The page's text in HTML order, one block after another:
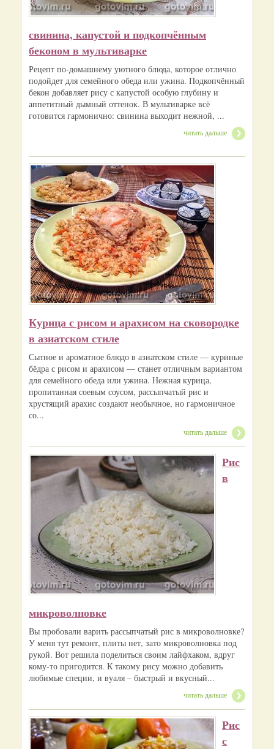
свинина, капустой и подкопчённым
беконом в мультиварке
Рецепт по‑домашнему уютного блюда, которое отлично
подойдет для семейного обеда или ужина. Подкопчённый
бекон добавляет рису с капустой особую глубину и
аппетитный дымный оттенок. В мультиварке всё
готовится гармонично: свинина выходит нежной, ...
читать дальше
Курица с рисом и арахисом на сковородке
в азиатском стиле
Сытное и ароматное блюдо в азиатском стиле — куриные
бёдра с рисом и арахисом — станет отличным вариантом
для семейного обеда или ужина. Нежная курица,
пропитанная соевым соусом, рассыпчатый рис и
хрустящий арахис создают необычное, но гармоничное
со...
читать дальше
Рис
в
микроволновке
Вы пробовали варить рассыпчатый рис в микроволновке?
У меня тут ремонт, плиты нет, зато микроволновка под
рукой. Вот решила поделиться своим лайфхаком, вдруг
кому-то пригодится. К такому рису можно добавить
любимые специи, и вуаля – быстрый и вкусный...
читать дальше
Рис
с